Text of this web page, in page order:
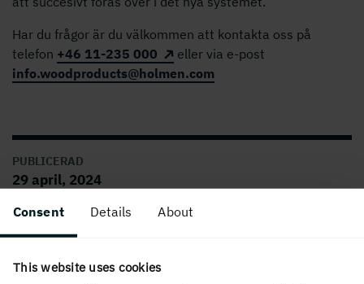
Consent Details About
This website uses cookies
Har du frågor är du välkommen att kontakta oss på
telefon +46 11-235 000
eller via e-post
info.woodproducts@holmen.com
PUBLICERAD
29 april, 2024